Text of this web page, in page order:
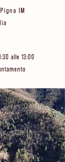
IM
alle 13:00